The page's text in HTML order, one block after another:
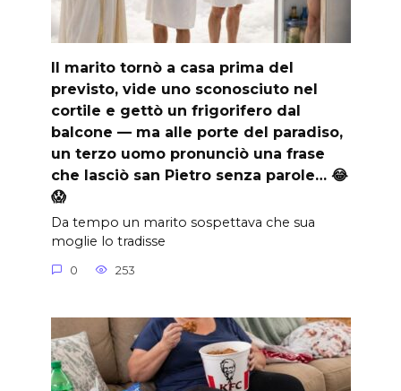
Il marito tornò a casa prima del
previsto, vide uno sconosciuto nel
cortile e gettò un frigorifero dal
balcone — ma alle porte del paradiso,
un terzo uomo pronunciò una frase
che lasciò san Pietro senza parole… 😂
😱
Da tempo un marito sospettava che sua
moglie lo tradisse
0 253